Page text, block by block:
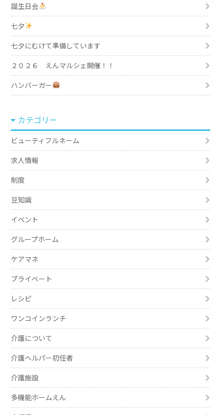
誕生日会
七夕
七夕にむけて準備しています
２０２６ えんマルシェ開催！！
ハンバーガー
カテゴリー
ビューティフルネーム
求人情報
制度
豆知識
イベント
グループホーム
ケアマネ
プライベート
レシピ
ワンコインランチ
介護について
介護ヘルパー初任者
介護施設
多機能ホームえん